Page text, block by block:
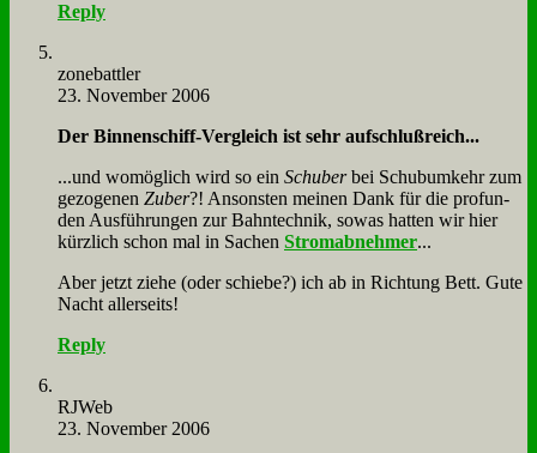
Reply
zone­batt­ler
23. November 2006
Der Bin­nen­schiff-Ver­gleich ist sehr auf­schluß­reich...
...und wo­mög­lich wird so ein Schu­berbei Schub­um­kehr zum
ge­zo­ge­nen Zu­ber?! An­son­sten mei­nen Dank für die pro­fun­
den Aus­füh­run­gen zur Bahn­tech­nik, so­was hat­ten wir hier
kürz­lich schon mal in Sa­chen Strom­ab­neh­mer...
Aber jetzt zie­he (oder schie­be?) ich ab in Rich­tung Bett. Gu­te
Nacht al­ler­seits!
Reply
RJ­Web
23. November 2006